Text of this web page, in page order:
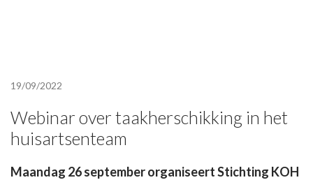
19/09/2022
Webinar over taakherschikking in het
huisartsenteam
Maandag 26 september organiseert Stichting KOH